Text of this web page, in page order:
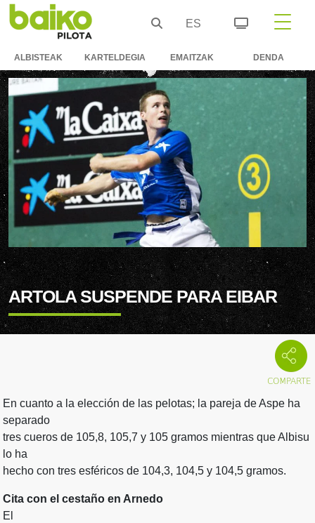
ES
ALBISTEAK KARTELDEGIA EMAITZAK DENDA
ARTOLA SUSPENDE PARA EIBAR
En cuanto a la elección de las pelotas; la pareja de Aspe ha
separado
tres cueros de 105,8, 105,7 y 105 gramos mientras que Albisu
lo ha
hecho con tres esféricos de 104,3, 104,5 y 104,5 gramos.
Cita con el cestaño en Arnedo
El